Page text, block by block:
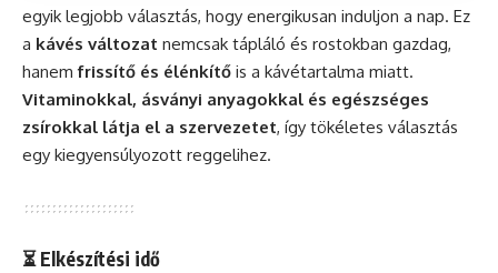
egyik legjobb választás, hogy energikusan induljon a nap. Ez
a kávés változat nemcsak tápláló és rostokban gazdag,
hanemfrissítő és élénkítő is a kávétartalma miatt.
Vitaminokkal, ásványi anyagokkal és egészséges
zsírokkal látja el a szervezetet, így tökéletes választás
egy kiegyensúlyozott reggelihez.
⏳ Elkészítési idő